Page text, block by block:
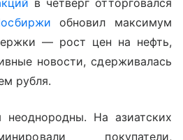
обновил максимум
— рост цен на нефть,
новости, сдерживалась
рубля.
неоднородны. На азиатских
покупатели,